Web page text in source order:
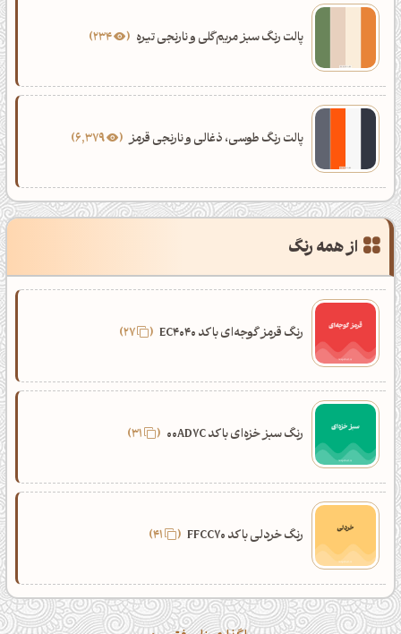
پالت رنگ سبز مریم‌گلی و نارنجی تیره 234
پالت رنگ طوسی، ذغالی و نارنجی قرمز 6,379
از همه رنگ
رنگ قرمز گوجه‌ای با کد EC4040 27
رنگ سبز خزه‌ای با کد 00AD7C
رنگ خردلی با کد FFCC70